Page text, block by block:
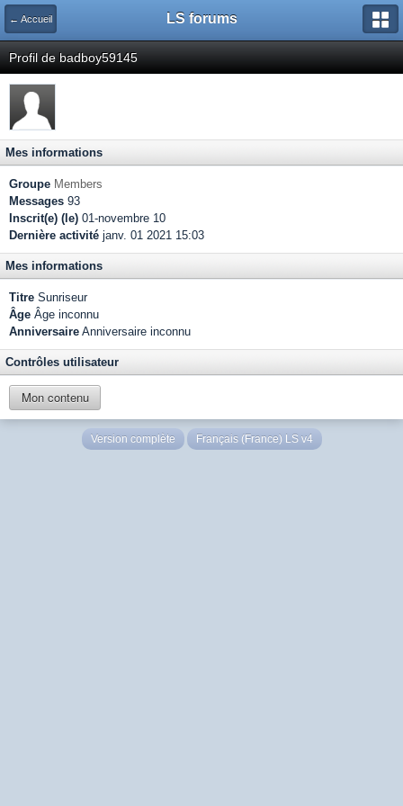
← Accueil LS forums
Profil de badboy59145
Mes informations
Groupe Members
Messages 93
Inscrit(e) (le) 01-novembre 10
Dernière activité janv. 01 2021 15:03
Mes informations
Titre Sunriseur
Âge Âge inconnu
Anniversaire Anniversaire inconnu
Contrôles utilisateur
Mon contenu
Version complète Français (France) LS v4